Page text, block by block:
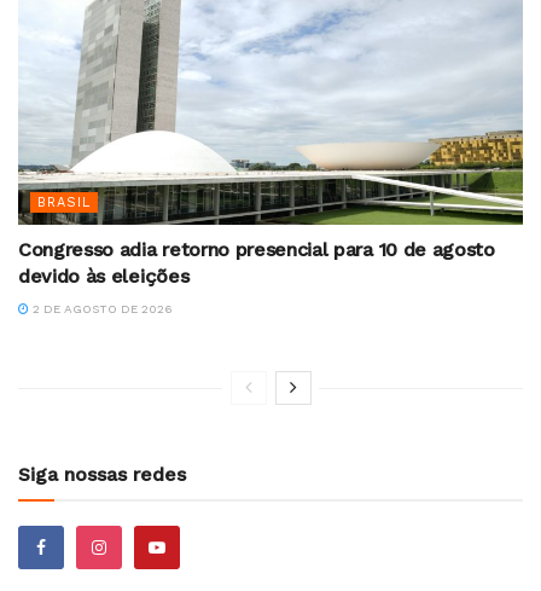
BRASIL
Congresso adia retorno presencial para 10 de agosto
devido às eleições
2 DE AGOSTO DE 2026
Siga nossas redes